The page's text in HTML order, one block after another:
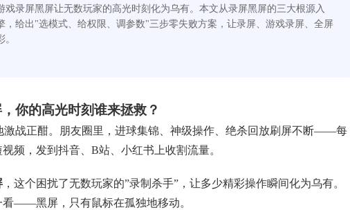
录屏黑屏让无数玩家的高光时刻化为乌有。本文从录屏黑屏的三大根源入
，给出"选模式、给权限、调参数"三步零失败方案，让录屏、游戏录屏、全屏
你的高光时刻谁来拯救？
激战正酣。朋友圈里，进球集锦、神级操作、绝杀回放刷屏不断——每
频，发到抖音、B站、小红书上收割流量。
，这个困扰了无数玩家的”录制杀手”，让多少精彩操作瞬间化为乌有。
——黑屏，只有鼠标在孤独地移动。